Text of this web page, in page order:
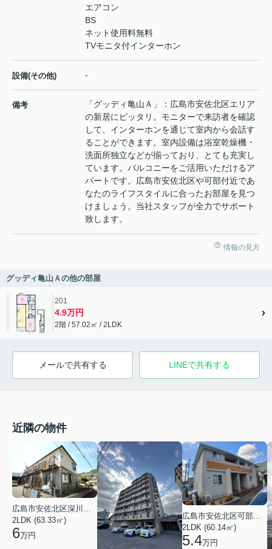
エアコン
BS
ネット使用料無料
TVモニタ付インターホン
設備(その他) -
備考
「グッディ亀山Ａ」：広島市安佐北区エリア
の新居にピッタリ。モニターで来訪者を確認
して、インターホンを通じて室内から会話す
ることができます。室内設備は浴室乾燥機・
洗面所独立などが揃っており、とても充実し
ています。バルコニーをご活用いただけるア
パートです。広島市安佐北区や可部付近であ
なたのライフスタイルに合ったお部屋を見つ
けましょう。当社スタッフが全力でサポート
致します。
情報の見方
グッディ亀山Ａの他の部屋
201
4.9万円
2階 / 57.02㎡ / 2LDK
メールで共有する LINEで共有する
近隣の物件
広島市安佐北区深川１丁目
2LDK (63.33㎡)
6万円
2LDK (60.14㎡)
5.4万円